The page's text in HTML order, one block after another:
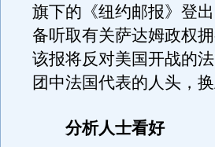
旗下的《纽约邮报》登
备听取有关萨达姆政权
该报将反对美国开战的
团中法国代表的人头，
分析人士看好